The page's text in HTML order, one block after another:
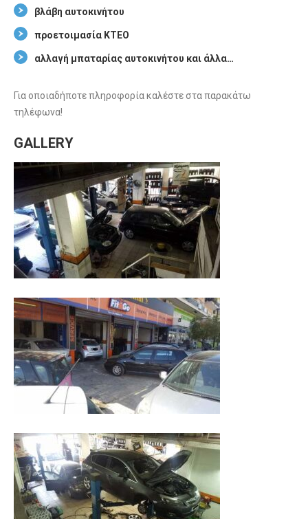
βλάβη αυτοκινήτου
προετοιμασία ΚΤΕΟ
αλλαγή μπαταρίας αυτοκινήτου και άλλα…
Για οποιαδήποτε πληροφορία καλέστε στα παρακάτω
τηλέφωνα!
GALLERY